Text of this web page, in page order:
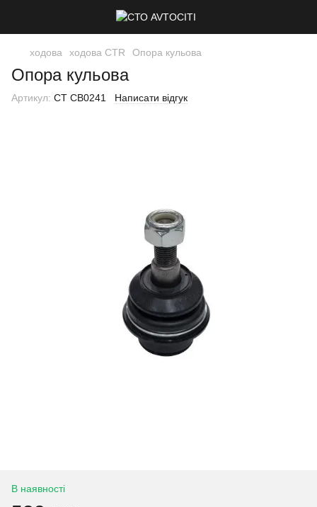
ходова ходова CTR Опора кульова
Опора кульова
Артикул: CT CB0241 Написати відгук
В наявності